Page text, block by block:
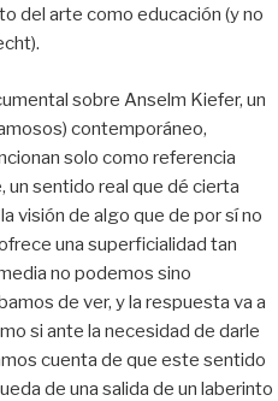
del arte como educación (y no
sobre Anselm Kiefer, un
contemporáneo,
solo como referencia
sentido real que dé cierta
visión de algo que de por sí no
una superficialidad tan
no podemos sino
de ver, y la respuesta va a
si ante la necesidad de darle
cuenta de que este sentido
de una salida de un laberinto